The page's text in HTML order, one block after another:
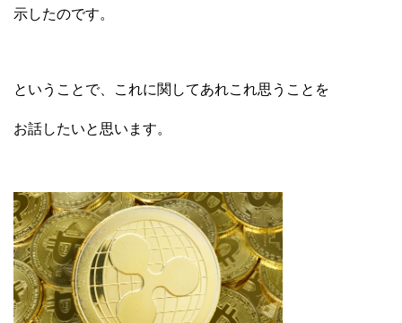
示したのです。
ということで、これに関してあれこれ思うことを
お話したいと思います。